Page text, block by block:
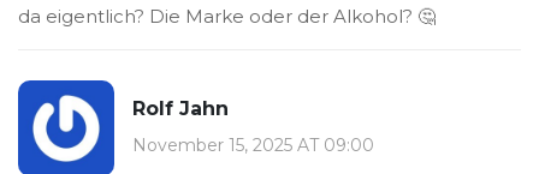
da eigentlich? Die Marke oder der Alkohol? 🤔
Rolf Jahn
November 15, 2025 AT 09:00